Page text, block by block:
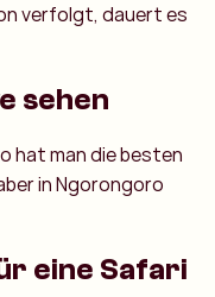
verfolgt, dauert es
sehen
hat man die besten
in Ngorongoro
eine Safari